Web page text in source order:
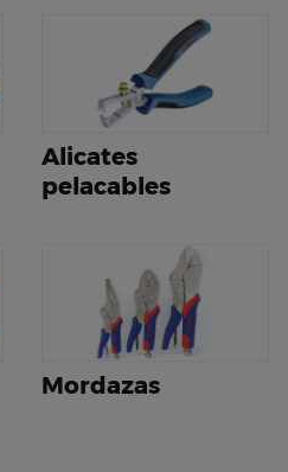
Alicates
pelacables
Mordazas